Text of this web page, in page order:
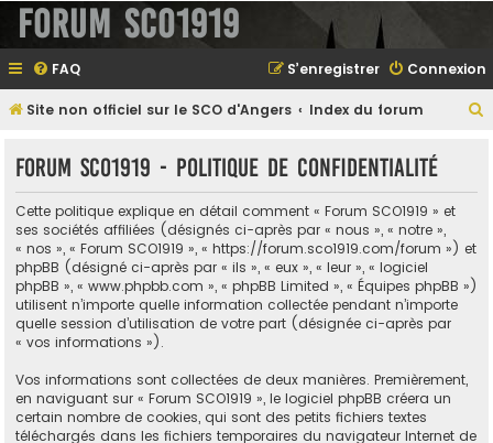
Forum SCO1919
FAQ Connexion
S’enregistrer
Site non officiel sur le SCO d'Angers Index du forum
Forum SCO1919 - Politique de confidentialité
Cette politique explique en détail comment « Forum SCO1919 » et
ses sociétés affiliées (désignés ci-après par « nous », « notre »,
« nos », « Forum SCO1919 », « https://forum.sco1919.com/forum ») et
phpBB (désigné ci-après par « ils », « eux », « leur », « logiciel
phpBB », « www.phpbb.com », « phpBB Limited », « Équipes phpBB »)
utilisent n’importe quelle information collectée pendant n’importe
quelle session d’utilisation de votre part (désignée ci-après par
« vos informations »).
Vos informations sont collectées de deux manières. Premièrement,
en naviguant sur « Forum SCO1919 », le logiciel phpBB créera un
certain nombre de cookies, qui sont des petits fichiers textes
téléchargés dans les fichiers temporaires du navigateur Internet de